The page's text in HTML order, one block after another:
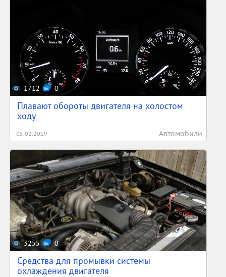
1712 0
Плавают обороты двигателя на холостом
ходу
05.02.2019 Автомобили
3255 0
Средства для промывки системы
охлаждения двигателя